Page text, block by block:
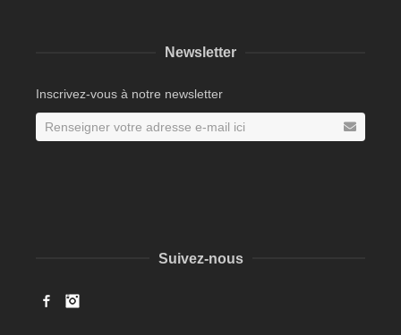
Newsletter
Inscrivez-vous à notre newsletter
Suivez-nous
Facebook